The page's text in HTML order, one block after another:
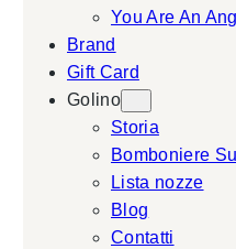
You Are An
Brand
Gift Card
Golino
Storia
Bomboniere
Lista nozze
Blog
Contatti